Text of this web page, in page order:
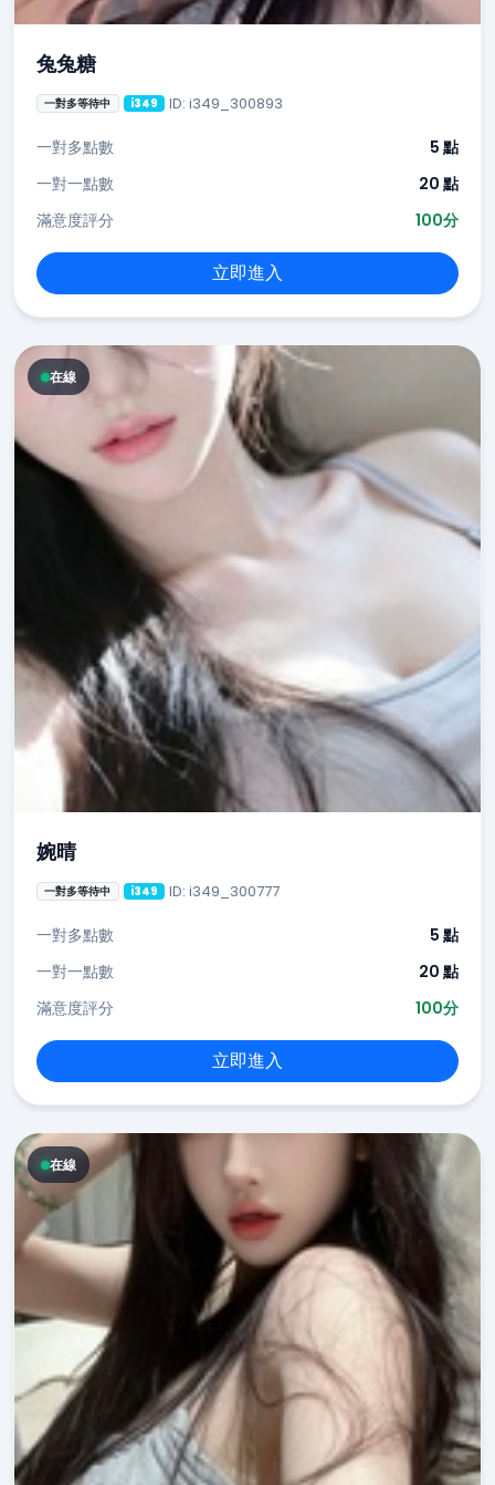
兔兔糖
一對多等待中 i349 ID: i349_300893
一對多點數
5 點
一對一點數
20 點
滿意度評分
100分
立即進入
在線
婉晴
一對多等待中 i349 ID: i349_300777
一對多點數
5 點
一對一點數
20 點
滿意度評分
100分
立即進入
在線